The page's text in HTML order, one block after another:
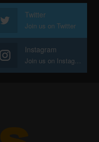
Twitter
Join us on Twitter
Instagram
Join us on Instagram